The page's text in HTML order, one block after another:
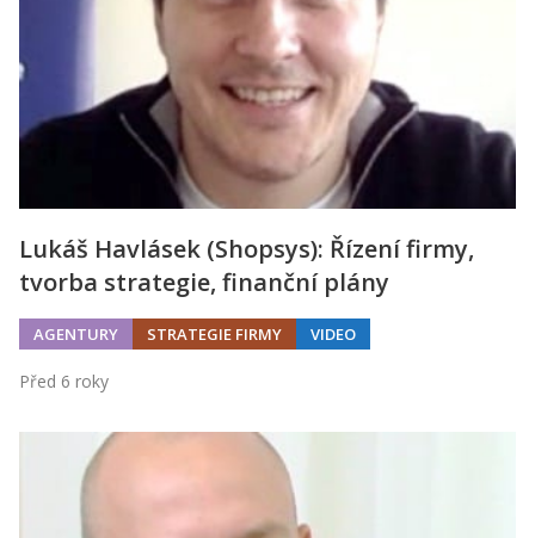
Lukáš Havlásek (Shopsys): Řízení firmy,
tvorba strategie, finanční plány
AGENTURY STRATEGIE FIRMY VIDEO
Před 6 roky